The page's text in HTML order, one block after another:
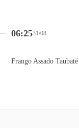
06:2531/08
Frango Assado Taubaté